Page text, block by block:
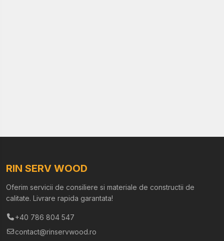
RIN SERV WOOD
Oferim servicii de consiliere si materiale de constructii de
calitate. Livrare rapida garantata!
+40 786 804 547
contact@rinservwood.ro